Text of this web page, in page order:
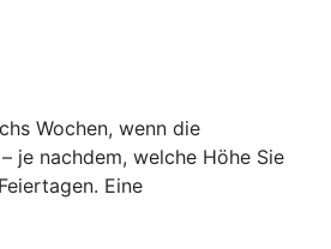
Wochen, wenn die
je nachdem, welche Höhe Sie
Eine